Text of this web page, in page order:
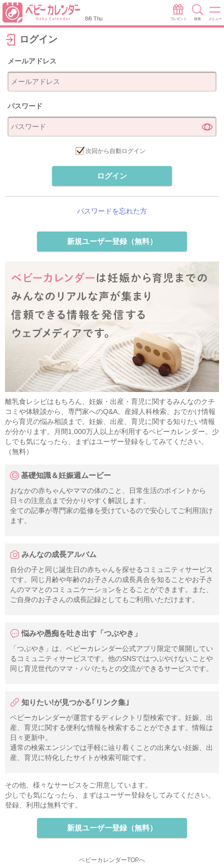
8/6 Thu プレゼント 検索 メニュー
ログイン
メールアドレス
パスワード
次回から自動ログイン
ログイン
パスワードを忘れた方
新規ユーザー登録（無料）
離乳食レシピはもちろん、妊娠・出産・育児に関するみんなのクチ
コミや体験談から、専門家へのQ&A。産婦人科検索、おでかけ情報
から育児の悩み相談まで。妊娠、出産、育児に関する知りたい情報
が分かります。月間1,000万人以上が利用するベビーカレンダー。少
しでも気になったら、まずはユーザー登録をしてみてください。
（無料）
基礎知識＆妊娠週ムービー
おなかの赤ちゃんやママの体のこと、日常生活のポイントから
日々の注意点まで分かりやすく解説します。
全ての記事が専門家の監修を受けているので安心してご利用頂け
ます。
みんなの成長アルバム
自分の子と同じ誕生日の赤ちゃんを探せるコミュニティサービス
です。同じ月齢や年齢のお子さんの成長具合を知ることやお子さ
んのママとのコミュニケーションをとることができます。また、
ご自身のお子さんの成長記録としてもご利用いただけます。
悩みや愚痴を吐き出す「つぶやき」
「つぶやき」は、ベビーカレンダー公式アプリ限定で展開してい
るコミュニティサービスです。他のSNSではつぶやけないことや
同じ育児世代のママ・パパたちとの交流ができるサービスです。
知りたい!が見つかる｢リンク集｣
ベビーカレンダーが運営するディレクトリ型検索です。妊娠、出
産、育児に関する便利な情報を検索することができます。情報は
日々更新中。
通常の検索エンジンでは手軽に辿り着くことの出来ない妊娠、出
産、育児に特化したサイトが検索可能です。
その他、様々なサービスをご用意しています。
少しでも気になったら、まずはユーザー登録をしてみてください。
登録、利用は無料です。
新規ユーザー登録（無料）
ベビーカレンダーTOPへ